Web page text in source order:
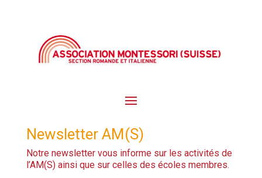
Newsletter AM(S)
Notre newsletter vous informe sur les activités de
l’AM(S) ainsi que sur celles des écoles membres.